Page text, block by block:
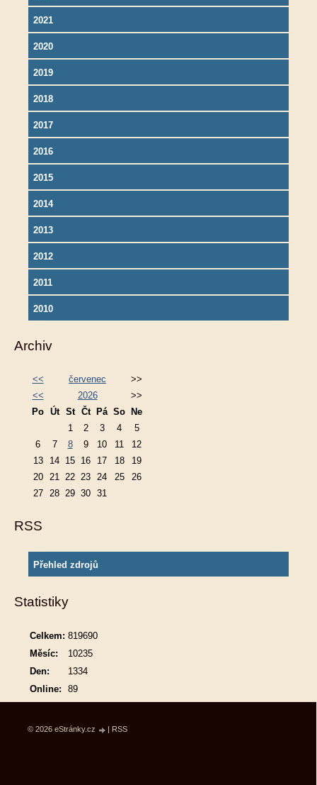
2021
2020
2019
2018
2017
2016
2015
2014
2013
2012
2011
2010
Archiv
<< červenec
>>
<<
2026
>>
Po Út St Čt Pá So
Ne
1
2 3 4
5
6
7 8 9 10 11
12
13
14 15 16 17 18
19
20
21 22 23 24 25
26
27
28 29 30 31
RSS
Přehled zdrojů
Statistiky
Online: 89
Celkem: 819690
Měsíc:
10235
Den:
1334
© 2026 eStránky.cz | RSS